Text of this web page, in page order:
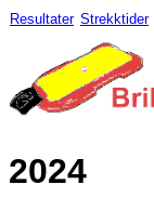
Resultater Strekktider
2024